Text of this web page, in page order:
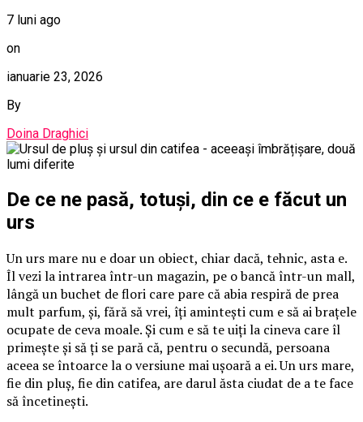
7 luni ago
on
ianuarie 23, 2026
By
Doina Draghici
De ce ne pasă, totuși, din ce e făcut un
urs
Un urs mare nu e doar un obiect, chiar dacă, tehnic, asta e.
Îl vezi la intrarea într-un magazin, pe o bancă într-un mall,
lângă un buchet de flori care pare că abia respiră de prea
mult parfum, și, fără să vrei, îți amintești cum e să ai brațele
ocupate de ceva moale. Și cum e să te uiți la cineva care îl
primește și să ți se pară că, pentru o secundă, persoana
aceea se întoarce la o versiune mai ușoară a ei. Un urs mare,
fie din pluș, fie din catifea, are darul ăsta ciudat de a te face
să încetinești.